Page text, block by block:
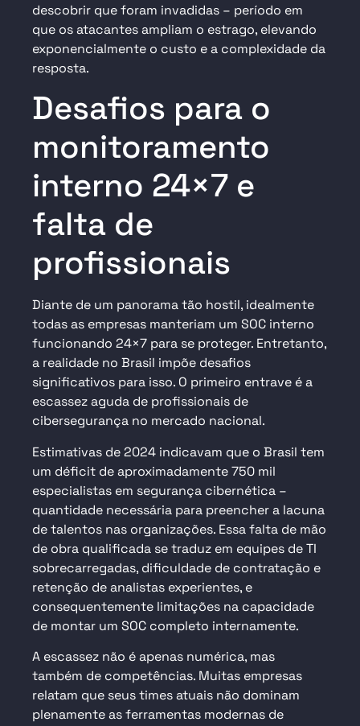
descobrir que foram invadidas – período em
que os atacantes ampliam o estrago, elevando
exponencialmente o custo e a complexidade da
resposta.
Desafios para o
monitoramento
interno 24×7 e
falta de
profissionais
Diante de um panorama tão hostil, idealmente
todas as empresas manteriam um SOC interno
funcionando 24×7 para se proteger. Entretanto,
a realidade no Brasil impõe desafios
significativos para isso. O primeiro entrave é a
escassez aguda de profissionais de
cibersegurança no mercado nacional.
Estimativas de 2024 indicavam que o Brasil tem
um déficit de aproximadamente 750 mil
especialistas em segurança cibernética –
quantidade necessária para preencher a lacuna
de talentos nas organizações. Essa falta de mão
de obra qualificada se traduz em equipes de TI
sobrecarregadas, dificuldade de contratação e
retenção de analistas experientes, e
consequentemente limitações na capacidade
de montar um SOC completo internamente.
A escassez não é apenas numérica, mas
também de competências. Muitas empresas
relatam que seus times atuais não dominam
plenamente as ferramentas modernas de